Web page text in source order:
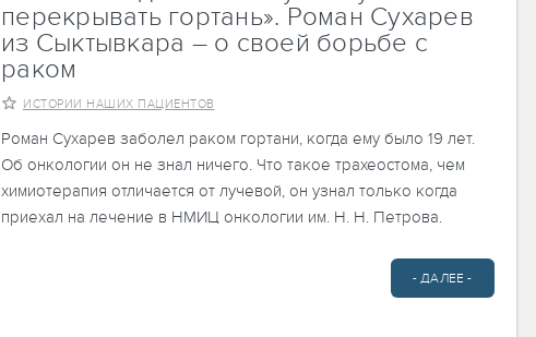
перекрывать гортань». Роман Сухарев
из Сыктывкара – о своей борьбе с
раком
ИСТОРИИ НАШИХ ПАЦИЕНТОВ
Роман Сухарев заболел раком гортани, когда ему было 19 лет.
Об онкологии он не знал ничего. Что такое трахеостома, чем
химиотерапия отличается от лучевой, он узнал только когда
приехал на лечение в НМИЦ онкологии им. Н. Н. Петрова.
- ДАЛЕЕ -